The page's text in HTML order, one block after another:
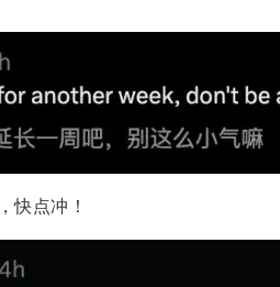
快点冲！